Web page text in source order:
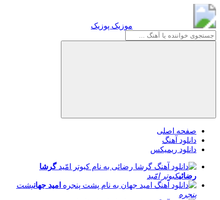
موزیک پوزیک
صفحه اصلی
دانلود آهنگ
دانلود ریمیکس
گرشا
رضائیکبوتر امّید
امید جهانپشت
پنجره